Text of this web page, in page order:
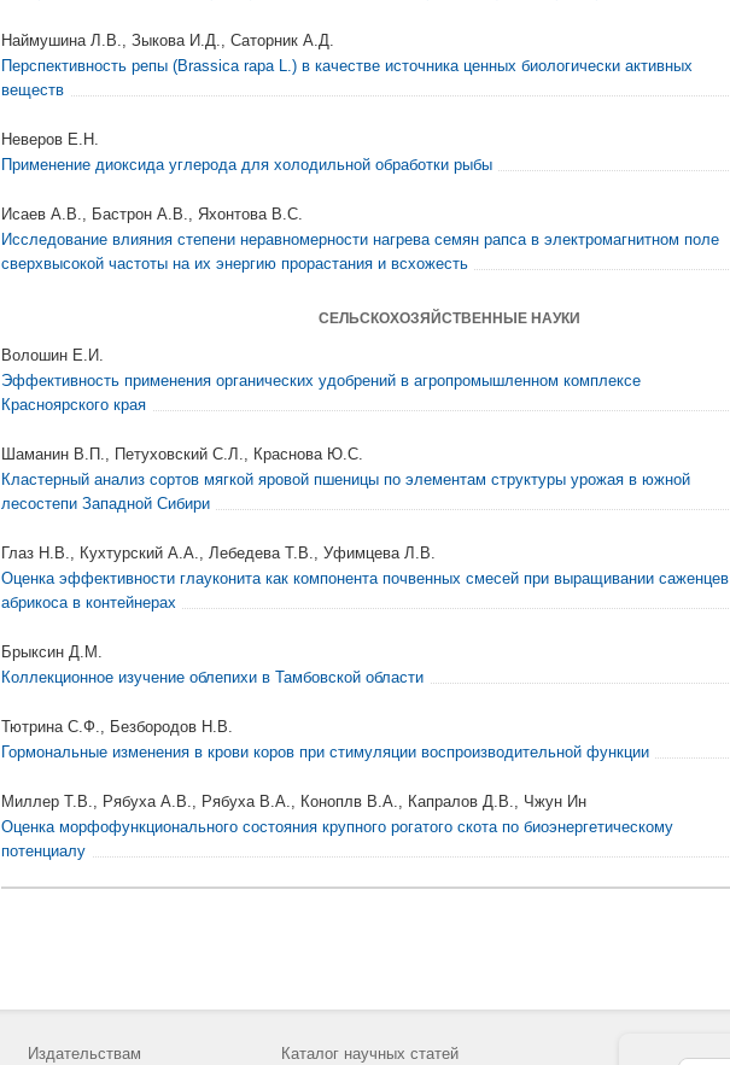
Наймушина Л.В., Зыкова И.Д., Саторник А.Д.
Перспективность репы (Brassica rapa L.) в качестве источника ценных биологически активных
веществ
Неверов Е.Н.
Применение диоксида углерода для холодильной обработки рыбы
Исаев А.В., Бастрон А.В., Яхонтова В.С.
Исследование влияния степени неравномерности нагрева семян рапса в электромагнитном поле
сверхвысокой частоты на их энергию прорастания и всхожесть
СЕЛЬСКОХОЗЯЙСТВЕННЫЕ НАУКИ
Волошин Е.И.
Эффективность применения органических удобрений в агропромышленном комплексе
Красноярского края
Шаманин В.П., Петуховский С.Л., Краснова Ю.С.
Кластерный анализ сортов мягкой яровой пшеницы по элементам структуры урожая в южной
лесостепи Западной Сибири
Глаз Н.В., Кухтурский А.А., Лебедева Т.В., Уфимцева Л.В.
Оценка эффективности глауконита как компонента почвенных смесей при выращивании саженцев
абрикоса в контейнерах
Брыксин Д.М.
Коллекционное изучение облепихи в Тамбовской области
Тютрина С.Ф., Безбородов Н.В.
Гормональные изменения в крови коров при стимуляции воспроизводительной функции
Миллер Т.В., Рябуха А.В., Рябуха В.А., Коноплв В.А., Капралов Д.В., Чжун Ин
Оценка морфофункционального состояния крупного рогатого скота по биоэнергетическому
потенциалу
Издательствам Каталог научных статей